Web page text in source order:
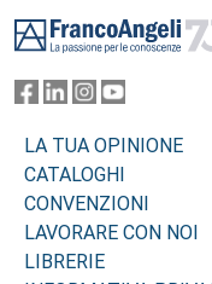
LA TUA OPINIONE
CATALOGHI
CONVENZIONI
LAVORARE CON NOI
LIBRERIE